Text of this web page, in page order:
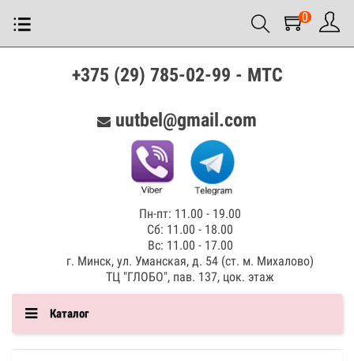
0
+375 (29) 785-02-99 - МТС
uutbel@gmail.com
Пн-пт: 11.00 - 19.00
Сб: 11.00 - 18.00
Вс: 11.00 - 17.00
г. Минск, ул. Уманская, д. 54 (ст. м. Михалово)
ТЦ "ГЛОБО", пав. 137, цок. этаж
Каталог